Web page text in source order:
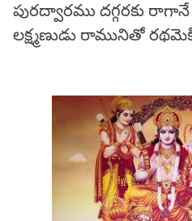
పురద్వారము దగ్గరకు రాగానే
లక్ష్మణుడు రామునితో